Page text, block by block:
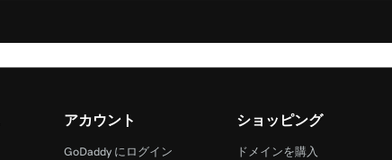
アカウント
GoDaddy にログイン
ショッピング
ドメインを購入